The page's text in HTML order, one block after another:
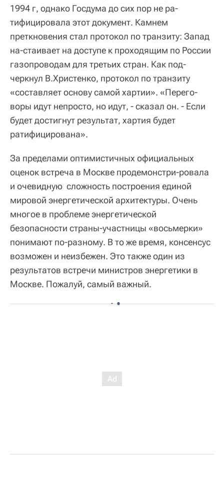
1994 г, однако Госдума до сих пор не ра-
тифицировала этот документ. Камнем
преткновения стал протокол по транзиту: Запад
на-стаивает на доступе к проходящим по России
газопроводам для третьих стран. Как под-
черкнул В.Христенко, протокол по транзиту
«составляет основу самой хартии». «Перего-
воры идут непросто, но идут, - сказал он. - Если
будет достигнут результат, хартия будет
ратифицирована».
За пределами оптимистичных официальных
оценок встреча в Москве продемонстри-ровала
и очевидную сложность построения единой
мировой энергетической архитектуры. Очень
многое в проблеме энергетической
безопасности страны-участницы «восьмерки»
понимают по-разному. В то же время, консенсус
возможен и неизбежен. Это также один из
результатов встречи министров энергетики в
Москве. Пожалуй, самый важный.